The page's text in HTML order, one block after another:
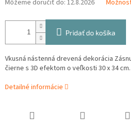
Môžeme doručiť do: 12.8.2026
Pridať do košíka
Vkusná nástenná drevená dekorácia
čierne s 3D efektom o veľkosti 30 x 34 cm.
Detailné informácie